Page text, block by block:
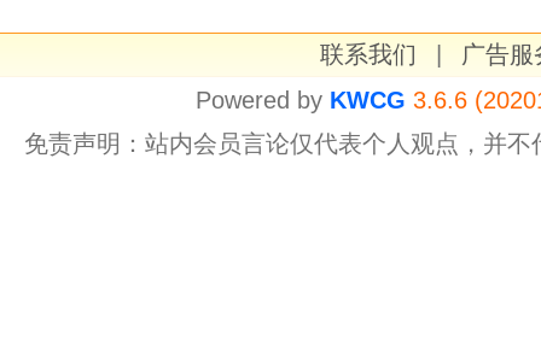
联系我们
广告服
Powered by KWCG 3.6.6
免责声明：站内会员言论仅代表个人观点，并